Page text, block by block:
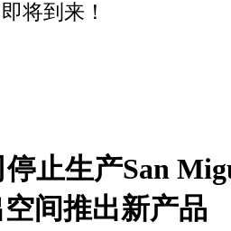
将到来！
止生产San
间推出新产品